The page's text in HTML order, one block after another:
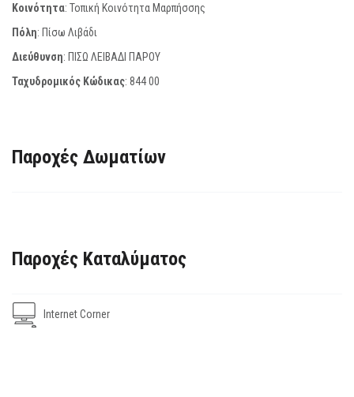
Κοινότητα: Τοπική Κοινότητα Μαρπήσσης
Πόλη: Πίσω Λιβάδι
Διεύθυνση: ΠΙΣΩ ΛΕΙΒΑΔΙ ΠΑΡΟΥ
Ταχυδρομικός Κώδικας: 844 00
Παροχές Δωματίων
Παροχές Καταλύματος
Internet Corner